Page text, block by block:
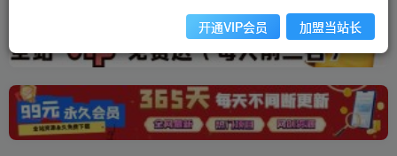
开通VIP会员 加盟当站长